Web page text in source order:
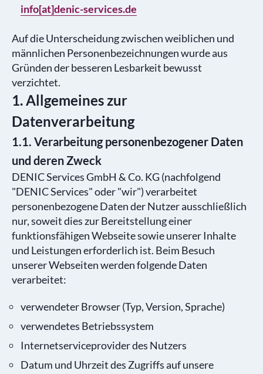
info[at]denic-services.de
Auf die Unterscheidung zwischen weiblichen und
männlichen Personenbezeichnungen wurde aus
Gründen der besseren Lesbarkeit bewusst
verzichtet.
1. Allgemeines zur
Datenverarbeitung
1.1. Verarbeitung personenbezogener Daten
und deren Zweck
DENIC Services GmbH & Co. KG (nachfolgend
"DENIC Services" oder "wir") verarbeitet
personenbezogene Daten der Nutzer ausschließlich
nur, soweit dies zur Bereitstellung einer
funktionsfähigen Webseite sowie unserer Inhalte
und Leistungen erforderlich ist. Beim Besuch
unserer Webseiten werden folgende Daten
verarbeitet:
verwendeter Browser (Typ, Version, Sprache)
verwendetes Betriebssystem
Internetserviceprovider des Nutzers
Datum und Uhrzeit des Zugriffs auf unsere